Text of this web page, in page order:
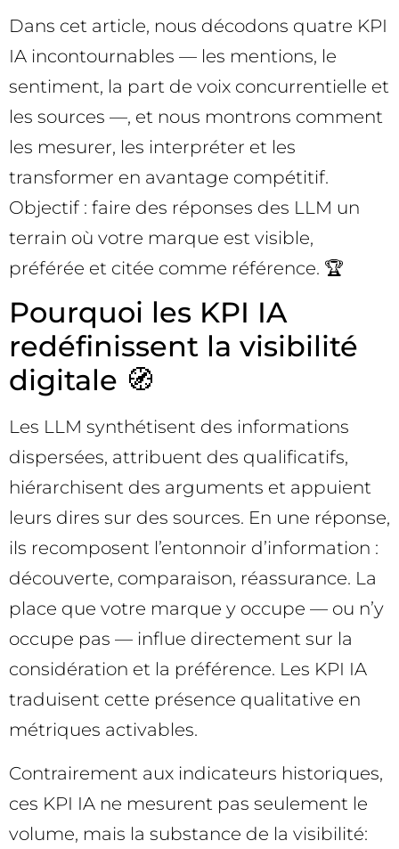
Dans cet article, nous décodons quatre KPI
IA incontournables — les mentions, le
sentiment, la part de voix concurrentielle et
les sources —, et nous montrons comment
les mesurer, les interpréter et les
transformer en avantage compétitif.
Objectif : faire des réponses des LLM un
terrain où votre marque est visible,
préférée et citée comme référence. 🏆
Pourquoi les KPI IA
redéfinissent la visibilité
digitale 🧭
Les LLM synthétisent des informations
dispersées, attribuent des qualificatifs,
hiérarchisent des arguments et appuient
leurs dires sur des sources. En une réponse,
ils recomposent l’entonnoir d’information :
découverte, comparaison, réassurance. La
place que votre marque y occupe — ou n’y
occupe pas — influe directement sur la
considération et la préférence. Les KPI IA
traduisent cette présence qualitative en
métriques activables.
Contrairement aux indicateurs historiques,
ces KPI IA ne mesurent pas seulement le
volume, mais la substance de la visibilité: